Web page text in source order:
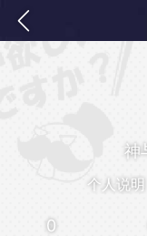
神
个人说
0